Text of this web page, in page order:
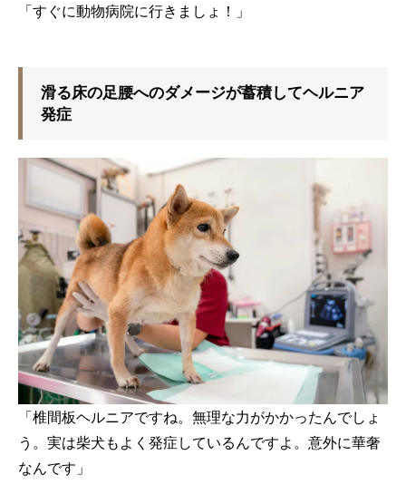
「すぐに動物病院に行きましょ！」
滑る床の足腰へのダメージが蓄積してヘルニア
発症
「椎間板ヘルニアですね。無理な力がかかったんでしょ
う。実は柴犬もよく発症しているんですよ。意外に華奢
なんです」